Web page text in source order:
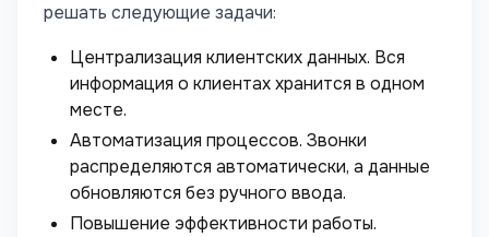
решать следующие задачи:
Централизация клиентских данных. Вся
информация о клиентах хранится в одном
месте.
Автоматизация процессов. Звонки
распределяются автоматически, а данные
обновляются без ручного ввода.
Повышение эффективности работы.